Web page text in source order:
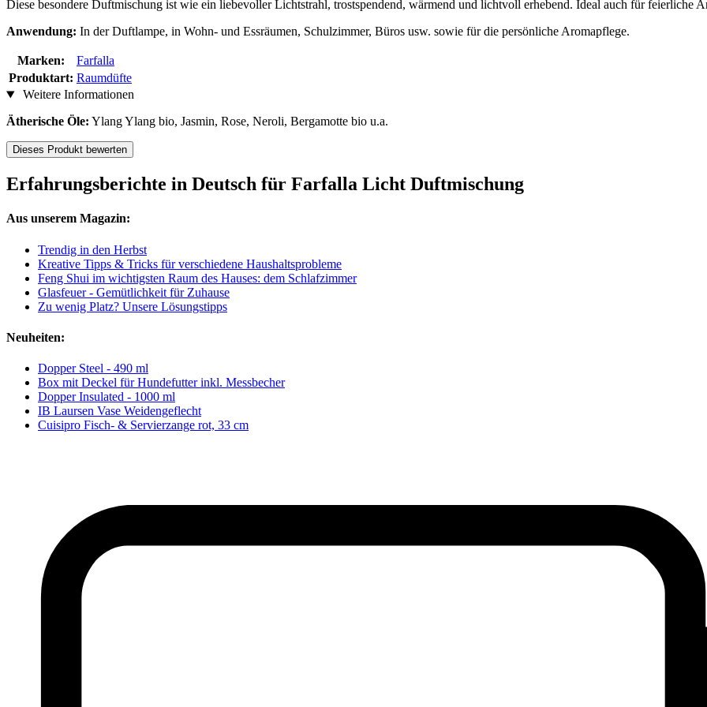
Diese besondere Duftmischung ist wie ein liebevoller Lichtstrahl, trostspendend, wärmend und lichtvoll erhebend. Ideal auch für feierliche
Anwendung: In der Duftlampe, in Wohn- und Essräumen, Schulzimmer, Büros usw. sowie für die persönliche Aromapflege.
Marken:
Farfalla
Produktart: Raumdüfte
Weitere Informationen
Ätherische Öle: Ylang Ylang bio, Jasmin, Rose, Neroli, Bergamotte bio u.a.
Dieses Produkt bewerten
Erfahrungsberichte in Deutsch für Farfalla Licht Duftmischung
Aus unserem Magazin:
Trendig in den Herbst
Kreative Tipps & Tricks für verschiedene Haushaltsprobleme
Feng Shui im wichtigsten Raum des Hauses: dem Schlafzimmer
Glasfeuer - Gemütlichkeit für Zuhause
Zu wenig Platz? Unsere Lösungstipps
Neuheiten:
Dopper Steel - 490 ml
Box mit Deckel für Hundefutter inkl. Messbecher
Dopper Insulated - 1000 ml
IB Laursen Vase Weidengeflecht
Cuisipro Fisch- & Servierzange rot, 33 cm